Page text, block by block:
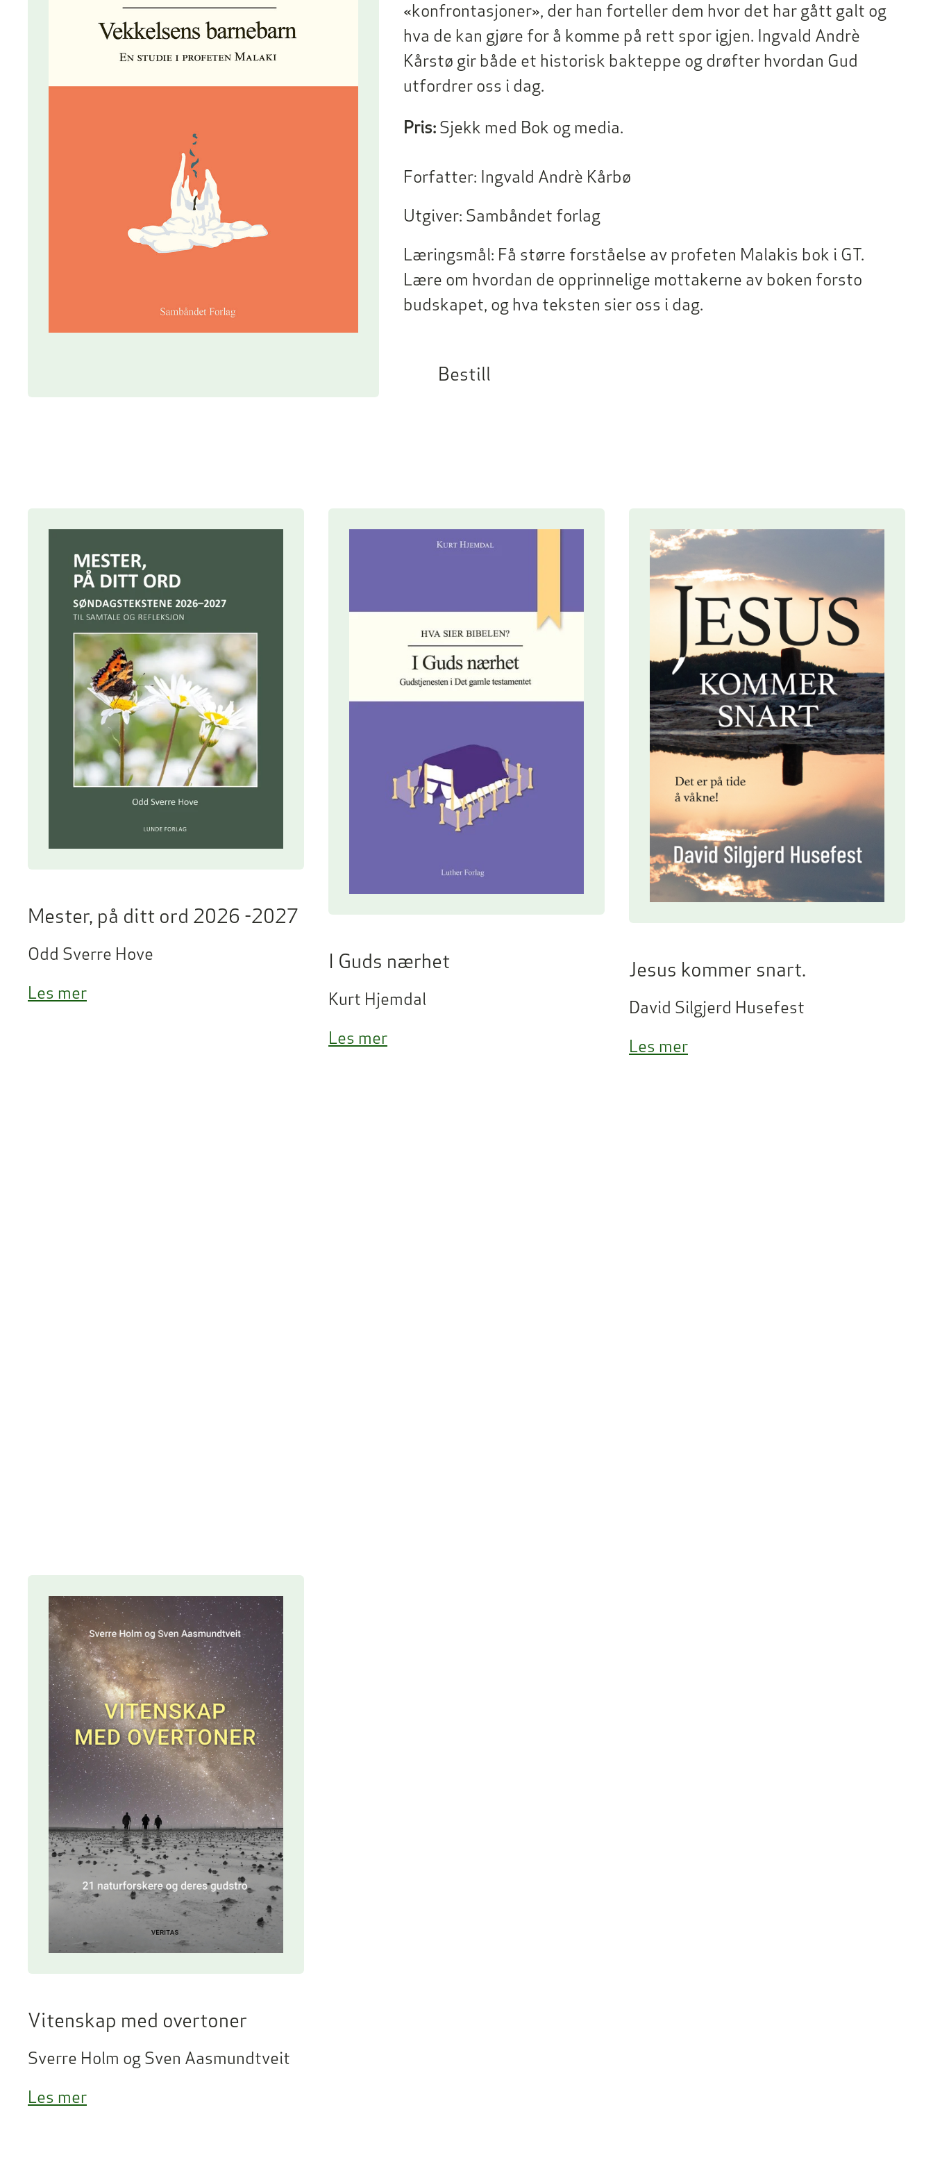
«konfrontasjoner», der han forteller dem hvor det har gått galt og
hva de kan gjøre for å komme på rett spor igjen. Ingvald Andrè
Kårstø gir både et historisk bakteppe og drøfter hvordan Gud
utfordrer oss i dag.
Pris: Sjekk med Bok og media.
Forfatter: Ingvald Andrè Kårbø
Utgiver: Sambåndet forlag
Læringsmål: Få større forståelse av profeten Malakis bok i GT.
Lære om hvordan de opprinnelige mottakerne av boken forsto
budskapet, og hva teksten sier oss i dag.
Bestill
Mester, på ditt ord 2026 -2027
Odd Sverre Hove
Les mer
I Guds nærhet
Kurt Hjemdal
Les mer
Jesus kommer snart.
David Silgjerd Husefest
Les mer
Vitenskap med overtoner
Sverre Holm og Sven Aasmundtveit
Les mer